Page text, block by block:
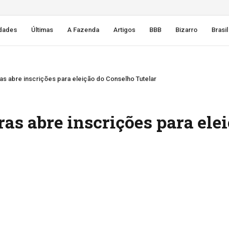
Últimas A Fazenda Artigos BBB Bizarro Brasil
abre inscrições para eleição do Conselho Tutelar
abre inscrições para